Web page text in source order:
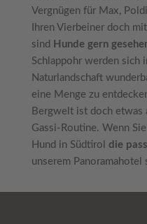
Vergnügen für Max,
Ihren Vierbeiner doch
sind Hunde gern
Schlappohr werden sich
Naturlandschaft
eine Menge zu
Bergwelt ist doch etwas
Gassi-Routine. Wenn
Hund in Südtirol die
unserem Panoramahotel